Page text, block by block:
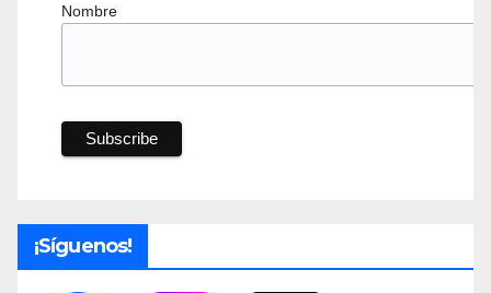
Nombre
¡Síguenos!